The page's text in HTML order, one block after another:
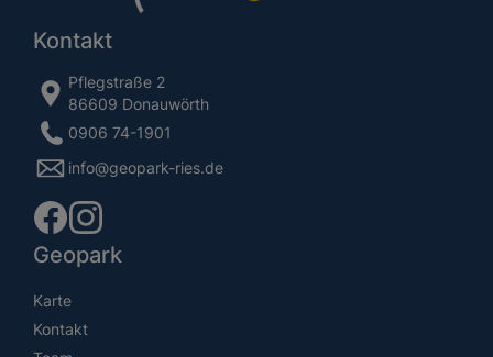
Kontakt
Pflegstraße 2
86609 Donauwörth
0906 74-1901
info@geopark-ries.de
Geopark
Karte
Kontakt